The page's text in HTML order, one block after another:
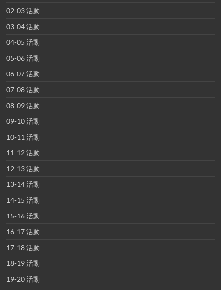
02-03 活動
03-04 活動
04-05 活動
05-06 活動
06-07 活動
07-08 活動
08-09 活動
09-10 活動
10-11 活動
11-12 活動
12-13 活動
13-14 活動
14-15 活動
15-16 活動
16-17 活動
17-18 活動
18-19 活動
19-20 活動